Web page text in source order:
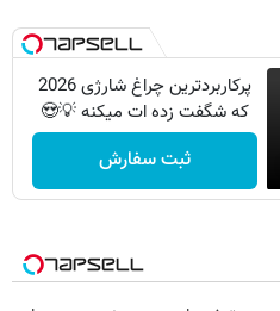
پرکاربردترین چراغ شارژی 2026
که شگفت زده ات میکنه 💡😍
ثبت سفارش